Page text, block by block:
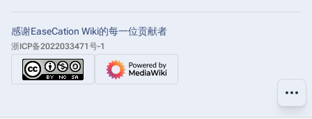
感谢EaseCation Wiki的每一位贡献者
浙ICP备2022033471号-1